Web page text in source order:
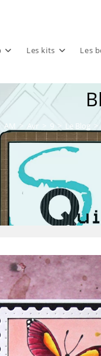
Les kits Les
AM > Avr 9 > Le Blog >